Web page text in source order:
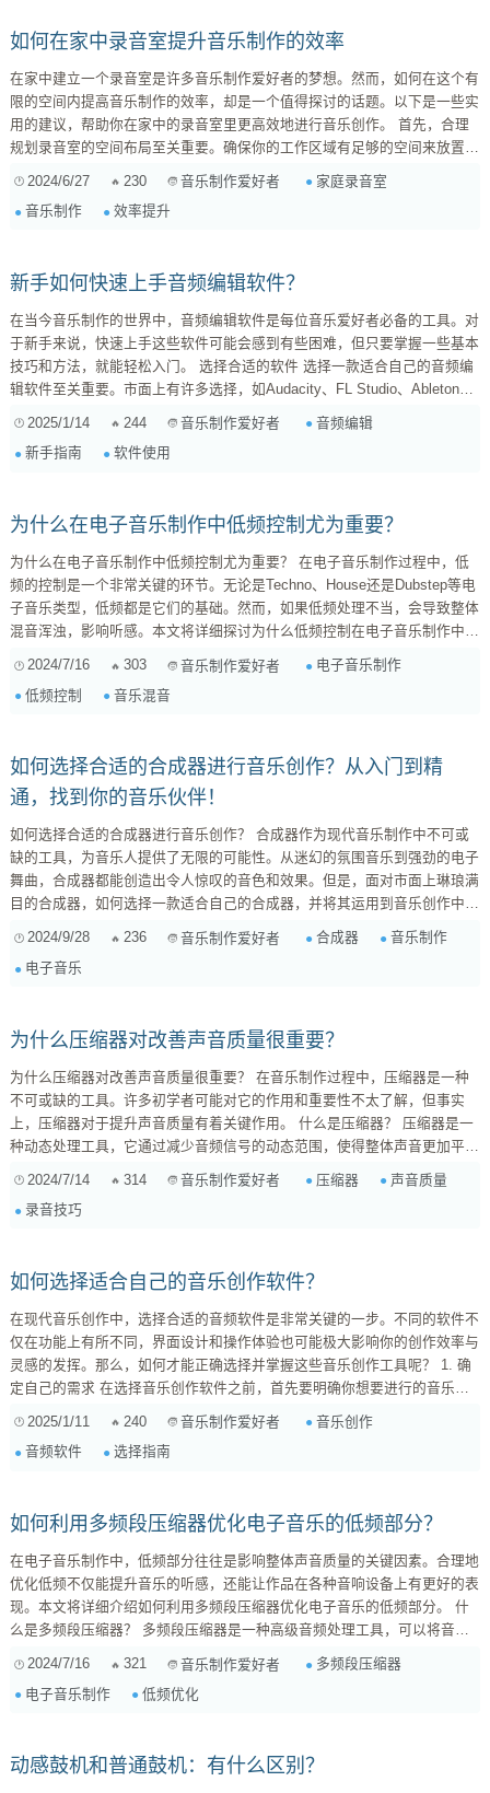
如何在家中录音室提升音乐制作的效率
在家中建立一个录音室是许多音乐制作爱好者的梦想。然而，如何在这个有
限的空间内提高音乐制作的效率，却是一个值得探讨的话题。以下是一些实
用的建议，帮助你在家中的录音室里更高效地进行音乐创作。 首先，合理
规划录音室的空间布局至关重要。确保你的工作区域有足够的空间来放置必
可以减少在制作过程中的干扰。 其次，选择合适的音频设备也是提高效率
的关键。一个高质量的音频接口可以提供更清晰的声音输入和输出，而一对
2024/6/27 230 音乐制作爱好者
家庭录音室
音乐制作
效率提升
新手如何快速上手音频编辑软件？
在当今音乐制作的世界中，音频编辑软件是每位音乐爱好者必备的工具。对
于新手来说，快速上手这些软件可能会感到有些困难，但只要掌握一些基本
技巧和方法，就能轻松入门。 选择合适的软件 选择一款适合自己的音频编
辑软件至关重要。市面上有许多选择，如Audacity、FL Studio、Ableton
和Ableton Live则提供了更丰富的功能，适合有一定基础的用户。 学习基本
操作 一旦选择了软件，接下来就是学习基本操作。大多数音频编辑软件都
2025/1/14 244 音乐制作爱好者
音频编辑
新手指南
软件使用
为什么在电子音乐制作中低频控制尤为重要？
为什么在电子音乐制作中低频控制尤为重要？ 在电子音乐制作过程中，低
频的控制是一个非常关键的环节。无论是Techno、House还是Dubstep等电
子音乐类型，低频都是它们的基础。然而，如果低频处理不当，会导致整体
混音浑浊，影响听感。本文将详细探讨为什么低频控制在电子音乐制作中如
们在混音中非常容易堆积，尤其是在家庭录音室这种声学环境不理想的地
方。低频过多会导致混音听起来混浊、不清晰。为了避免这种情况，我们需
2024/7/16 303 音乐制作爱好者
电子音乐制作
低频控制
音乐混音
如何选择合适的合成器进行音乐创作？从入门到精
通，找到你的音乐伙伴！
如何选择合适的合成器进行音乐创作？ 合成器作为现代音乐制作中不可或
缺的工具，为音乐人提供了无限的可能性。从迷幻的氛围音乐到强劲的电子
舞曲，合成器都能创造出令人惊叹的音色和效果。但是，面对市面上琳琅满
目的合成器，如何选择一款适合自己的合成器，并将其运用到音乐创作中，
在选择合成器之前，首先要明确你的音乐风格和创作方向。不同的合成器拥
有不同的音色特色和功能，适合不同的音乐类型。例如，如果你偏爱制作氛
2024/9/28 236 音乐制作爱好者 合成器
音乐制作
电子音乐
为什么压缩器对改善声音质量很重要？
为什么压缩器对改善声音质量很重要？ 在音乐制作过程中，压缩器是一种
不可或缺的工具。许多初学者可能对它的作用和重要性不太了解，但事实
上，压缩器对于提升声音质量有着关键作用。 什么是压缩器？ 压缩器是一
种动态处理工具，它通过减少音频信号的动态范围，使得整体声音更加平衡
的峰值，提升整体听觉体验。 压缩器的主要作用 平衡音量 ：压缩器可以平
2024/7/14 314 音乐制作爱好者 压缩器
声音质量
录音技巧
如何选择适合自己的音乐创作软件？
在现代音乐创作中，选择合适的音频软件是非常关键的一步。不同的软件不
仅在功能上有所不同，界面设计和操作体验也可能极大影响你的创作效率与
灵感的发挥。那么，如何才能正确选择并掌握这些音乐创作工具呢？ 1. 确
定自己的需求 在选择音乐创作软件之前，首先要明确你想要进行的音乐风
Ableton Live或FL Studio，这些软件对即时演唱和现场表演非常友好。而如
果你侧重于制作传统乐器混音，Pro Tools或Logic Pro X可能更适合你。 2.
2025/1/11 240 音乐制作爱好者
音乐创作
音频软件
选择指南
如何利用多频段压缩器优化电子音乐的低频部分？
在电子音乐制作中，低频部分往往是影响整体声音质量的关键因素。合理地
优化低频不仅能提升音乐的听感，还能让作品在各种音响设备上有更好的表
现。本文将详细介绍如何利用多频段压缩器优化电子音乐的低频部分。 什
么是多频段压缩器？ 多频段压缩器是一种高级音频处理工具，可以将音频
信号分成多个频段，并对每个频段进行独立的压缩处理。与传统的单频段压
缩器相比，多频段压缩器能够更加精细地控制不同频段的动态范围，从而达
到更精准的声音处理效果。 电子音乐低频优化的挑战 电子音乐的低频部分
2024/7/16 321 音乐制作爱好者
多频段压缩器
电子音乐制作
低频优化
动感鼓机和普通鼓机：有什么区别？